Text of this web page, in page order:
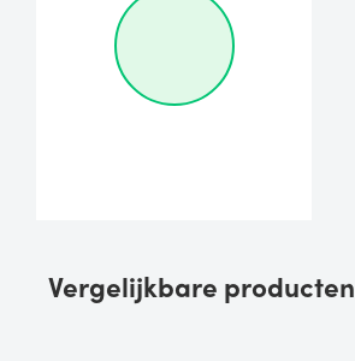
Vergelijkbare producten